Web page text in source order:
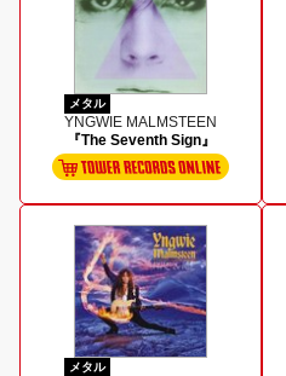
メタル
YNGWIE MALMSTEEN
『The Seventh Sign』
メタル